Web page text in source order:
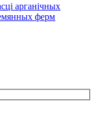
арганічных
ферм